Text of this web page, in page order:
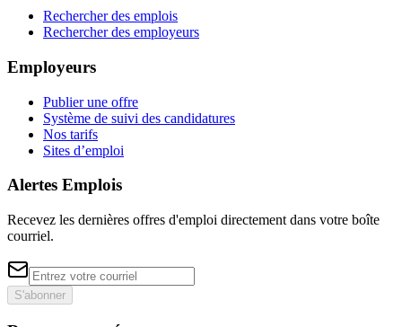
Rechercher des emplois
Rechercher des employeurs
Employeurs
Publier une offre
Système de suivi des candidatures
Nos tarifs
Sites d’emploi
Alertes Emplois
Recevez les dernières offres d'emploi directement dans votre boîte
courriel.
S'abonner